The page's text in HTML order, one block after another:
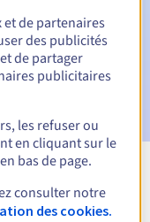
de la
pour
domaine
et de partenaires
des publicités
de partager
publicitaires
les refuser ou
en cliquant sur le
bas de page.
consulter notre
des cookies.